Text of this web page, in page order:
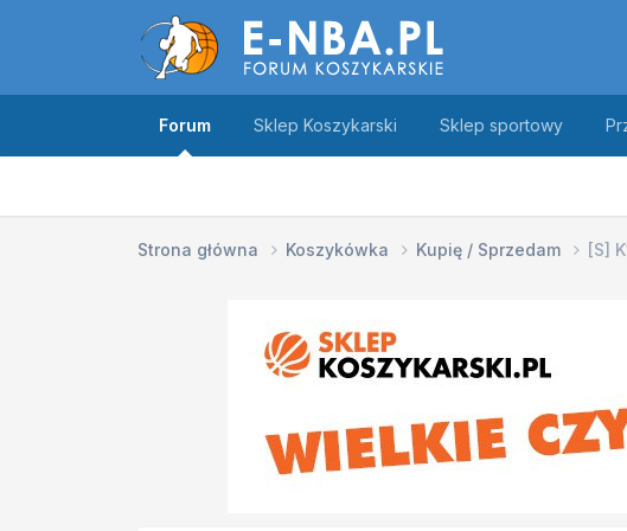
Forum Sklep Koszykarski Sklep sportowy
Strona główna Koszykówka Kupię / Sprzedam [S]